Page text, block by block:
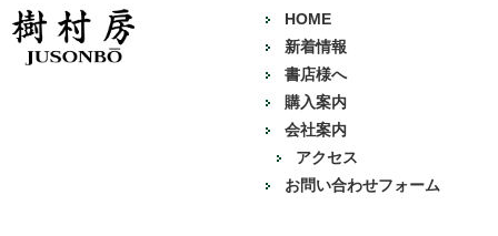
HOME
新着情報
書店様へ
購入案内
会社案内
アクセス
お問い合わせフォーム